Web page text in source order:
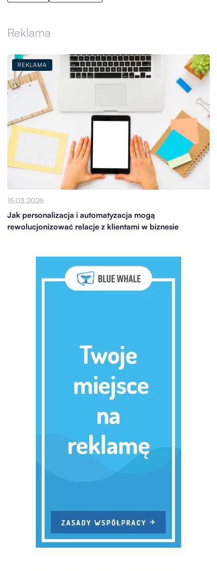
Reklama
REKLAMA
15.03.2026
Jak personalizacja i automatyzacja mogą
rewolucjonizować relacje z klientami w biznesie